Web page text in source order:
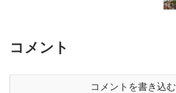
コメント
コメントを書き込む